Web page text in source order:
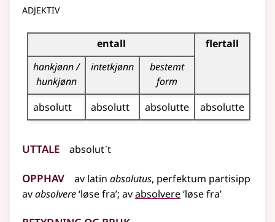
adjektiv
Bøyingstabell for dette adjektivet
entall
flertall
hankjønn /
hunkjønn
intetkjønn
bestemt
form
absolutt
absolutt absolutte absolutte
Uttale absolutˊt
Opphav av latin absolutus, perfektum partisipp
avabsolvere‘løse fra’; avabsolvere‘løse fra’